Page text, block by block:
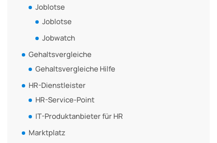
Joblotse
Joblotse
Jobwatch
Gehaltsvergleiche
Gehaltsvergleiche Hilfe
HR-Dienstleister
HR-Service-Point
IT-Produktanbieter für HR
Marktplatz